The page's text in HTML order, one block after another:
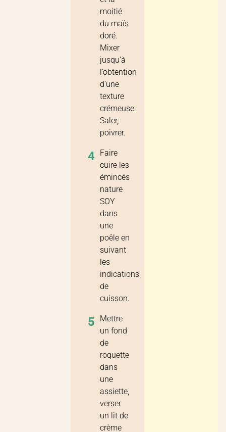
moitié
du maïs
doré.
Mixer
jusqu’à
l’obtention
d’une
texture
crémeuse.
Saler,
poivrer.
4 Faire
cuire les
émincés
nature
SOY
dans
une
poêle en
suivant
les
indications
de
cuisson.
5
Mettre
un fond
de
roquette
dans
une
assiette,
verser
un lit de
crème